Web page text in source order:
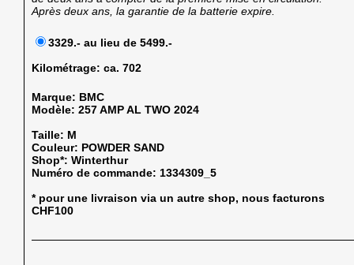
Après deux ans, la garantie de la batterie expire.
3329.- au lieu de 5499.-
Kilométrage: ca. 702
Marque: BMC
Modèle:257 AMP AL TWO 2024
Taille: M
Couleur: POWDER SAND
Shop*:Winterthur
Numéro de commande: 1334309_5
* pour une livraison via un autre shop, nous facturons
CHF100